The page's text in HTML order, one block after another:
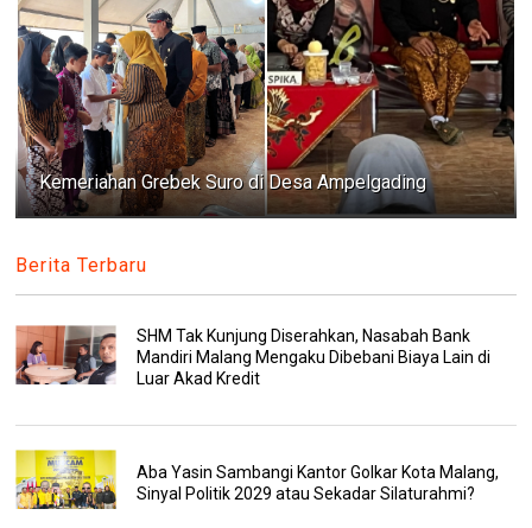
Kemeriahan Grebek Suro di Desa Ampelgading
Berita Terbaru
SHM Tak Kunjung Diserahkan, Nasabah Bank
Mandiri Malang Mengaku Dibebani Biaya Lain di
Luar Akad Kredit
Aba Yasin Sambangi Kantor Golkar Kota Malang,
Sinyal Politik 2029 atau Sekadar Silaturahmi?